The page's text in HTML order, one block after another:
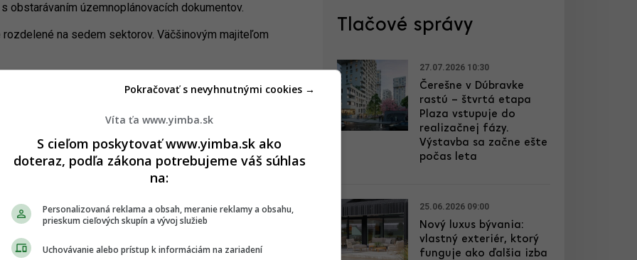
obstarávaním územnoplánovacích dokumentov.
na sedem sektorov. Väčšinovým majiteľom
električky. Zdroj: Bratislava - Hlavné mesto SR
vstupe respondenti – Hlavný architekt aj
na otázky obyvateľov. Nanešťastie, ukázali sa limity
vnímať odborný názor expertov, ktorí na štúdii
podujatia. Ako je pri obdobných podujatiach zvykom,
Tlačové správy
27.07.2026 10:30
Čerešne v Dúbravke
rastú – štvrtá etapa
Plaza vstupuje do
realizačnej fázy.
Výstavba sa začne ešte
počas leta
25.06.2026 09:00
Nový luxus bývania:
vlastný exteriér, ktorý
funguje ako ďalšia izba
Víta ťa www.yimba.sk
S cieľom poskytovať www.yimba.sk ako
doteraz, podľa zákona potrebujeme váš súhlas
na:
Personalizovaná reklama a obsah, meranie reklamy a obsahu,
prieskum cieľových skupín a vývoj služieb
Uchovávanie alebo prístup k informáciám na zariadení
Pokračovať s nevyhnutnými cookies →